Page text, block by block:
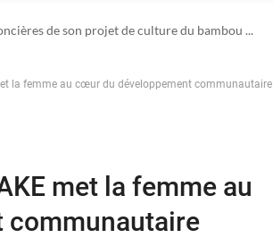
de son projet de culture du bambou ...
la femme au cœur du développement communautaire
met la femme au